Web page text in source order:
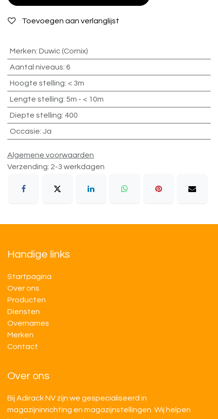
Toevoegen aan verlanglijst
Merken: Duwic (Cornix)
Aantal niveaus: 6
Hoogte stelling: < 3m
Lengte stelling: 5m - < 10m
Diepte stelling: 400
Occasie: Ja
Algemene voorwaarden
Verzending: 2-3 werkdagen
Handige links
Startpagina
Over ons
Producten
Diensten
Overnames
M​​erken
Contact
Over ons
Bij Adirack NV zijn we gespecialiseerd in
magazijninrichting en magazijnstellingen. Wij helpen